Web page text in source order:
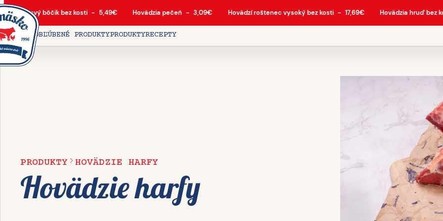
Bravčový bôčik bez kosti - 5,49€ Hovädzia pečeň - 3,09€ Hovädzí roštenec vysoký bez kosti - 17,69€ Hovädzia hruď bez
DOMOVOBĽÚBENÉ PRODUKTYPRODUKTYRECEPTY
PRODUKTY HOVÄDZIE HARFY
Hovädzie harfy